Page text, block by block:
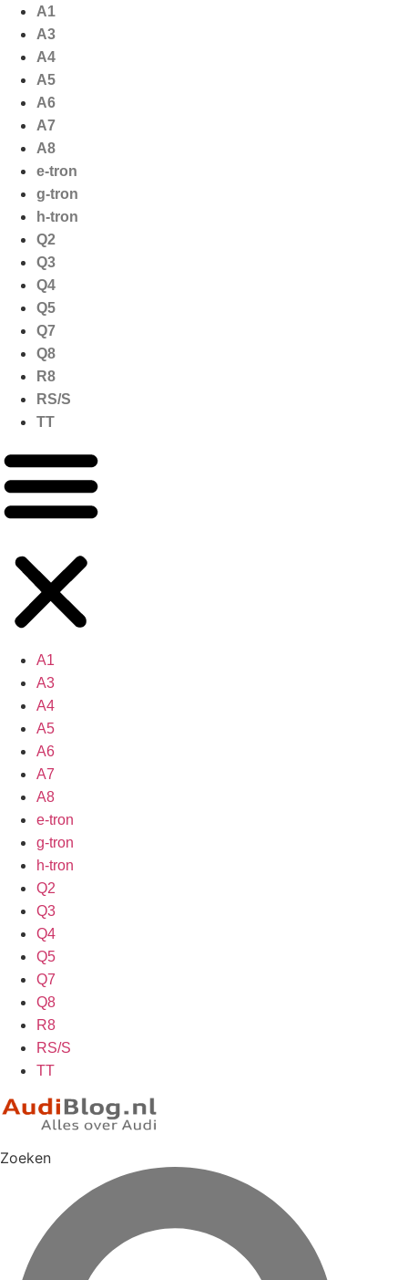
naar
inhoud
A1
A3
A4
A5
A6
A7
A8
e-tron
g-tron
h-tron
Q2
Q3
Q4
Q5
Q7
Q8
R8
RS/S
TT
A1
A3
A4
A5
A6
A7
A8
e-tron
g-tron
h-tron
Q2
Q3
Q4
Q5
Q7
Q8
R8
RS/S
TT
Zoeken